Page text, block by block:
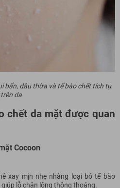
bẩn, dầu thừa và tế bào chết tích tụ
trên da
chết da mặt được quan
Cocoon
xay mịn nhẹ nhàng loại bỏ tế bào
lỗ chân lông thông thoáng.